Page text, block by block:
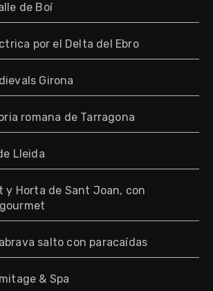
de Boí
por el Delta del Ebro
Girona
romana de Tarragona
Lleida
y Horta de Sant Joan, con
salto con paracaídas
& Spa